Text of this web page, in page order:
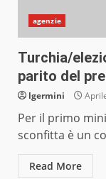
agenzie
Turchia/
parito del
lgermini
Per il primo
sconfitta è un
Read More